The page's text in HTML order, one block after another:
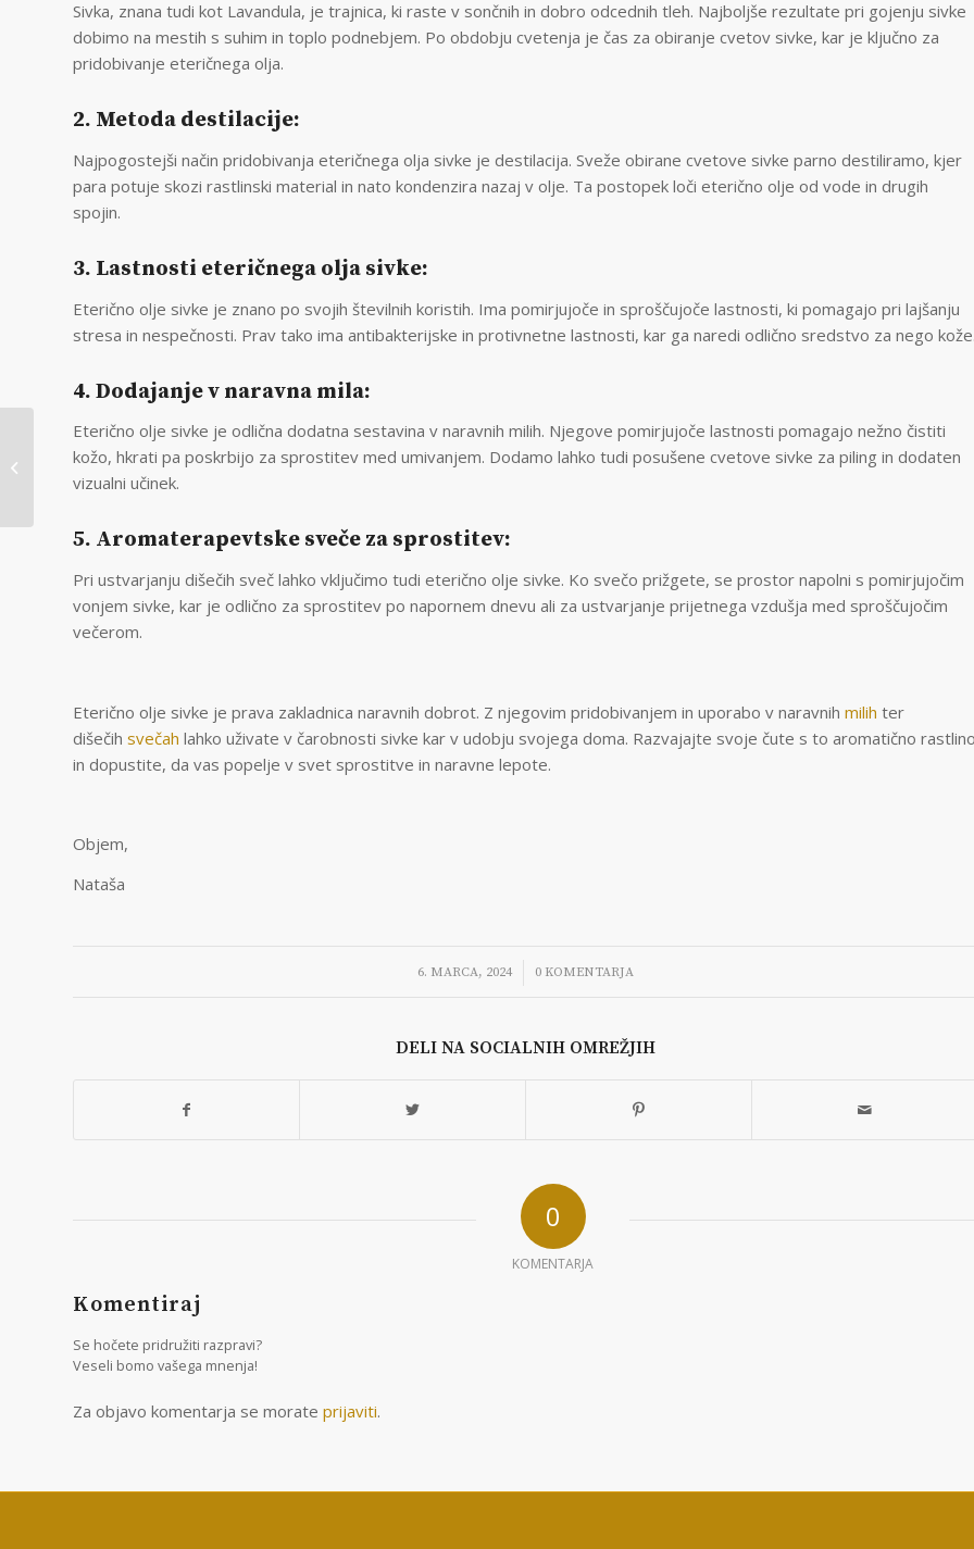
Sivka, znana tudi kot Lavandula, je trajnica, ki raste v sončnih in dobro odcednih tleh. Najboljše rezultate pri gojenju sivke
dobimo na mestih s suhim in toplo podnebjem. Po obdobju cvetenja je čas za obiranje cvetov sivke, kar je ključno za
pridobivanje eteričnega olja.
2. Metoda destilacije:
Najpogostejši način pridobivanja eteričnega olja sivke je destilacija. Sveže obirane cvetove sivke parno destiliramo, kjer
para potuje skozi rastlinski material in nato kondenzira nazaj v olje. Ta postopek loči eterično olje od vode in drugih
spojin.
3. Lastnosti eteričnega olja sivke:
Eterično olje sivke je znano po svojih številnih koristih. Ima pomirjujoče in sproščujoče lastnosti, ki pomagajo pri lajšanju
stresa in nespečnosti. Prav tako ima antibakterijske in protivnetne lastnosti, kar ga naredi odlično sredstvo za nego
4. Dodajanje v naravna mila:
Eterično olje sivke je odlična dodatna sestavina v naravnih milih. Njegove pomirjujoče lastnosti pomagajo nežno čistiti
kožo, hkrati pa poskrbijo za sprostitev med umivanjem. Dodamo lahko tudi posušene cvetove sivke za piling in dodaten
vizualni učinek.
5. Aromaterapevtske sveče za sprostitev:
Pri ustvarjanju dišečih sveč lahko vključimo tudi eterično olje sivke. Ko svečo prižgete, se prostor napolni s pomirjujočim
vonjem sivke, kar je odlično za sprostitev po napornem dnevu ali za ustvarjanje prijetnega vzdušja med sproščujočim
večerom.
Eterično olje sivke je prava zakladnica naravnih dobrot. Z njegovim pridobivanjem in uporabo v naravnih milih ter
dišečih svečah lahko uživate v čarobnosti sivke kar v udobju svojega doma. Razvajajte svoje čute s to aromatično
in dopustite, da vas popelje v svet sprostitve in naravne lepote.
Objem,
Nataša
6. MARCA, 2024
/ 0 KOMENTARJA
DELI NA SOCIALNIH OMREŽJIH
0
KOMENTARJA
Komentiraj
Se hočete pridružiti razpravi?
Veseli bomo vašega mnenja!
Za objavo komentarja se morate prijaviti.
Pridobivanje
ricinusovega olja